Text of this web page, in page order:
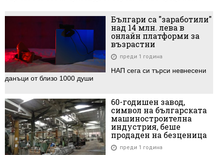
Българи са "заработили"
над 14 млн. лева в
онлайн платформи за
възрастни
преди 1 година
НАП сега си търси невнесени
данъци от близо 1000 души
60-годишен завод,
символ на българската
машиностроителна
индустрия, беше
продаден на безценица
преди 1 година